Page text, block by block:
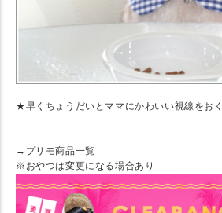
★早くちょうだいとママにかわいい視線をお
→プリモ商品一覧
※おやつは変更になる場合あり